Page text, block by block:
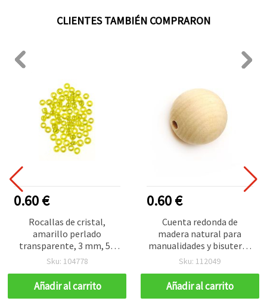
CLIENTES TAMBIÉN COMPRARON
0.60 €
Rocallas de cristal,
amarillo perlado
transparente, 3 mm, 50
gramos
Sku: 104778
Añadir al carrito
0.60 €
Cuenta redonda de
madera natural para
manualidades y bisutería,
43x44 mm, agujero 9 mm,
Sku: 112049
Añadir al carrito